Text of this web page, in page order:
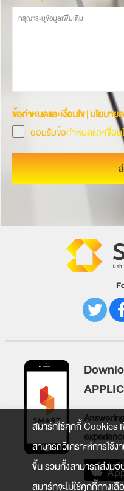
ข้อกำหนดและเงื่อนไข | นโยบา
ยอมรับข้อกำหนดและเงื่อน
สมาร์ทใช้คุกกี้ Cookies
สามารถวิเคราะห์การใช้
ขึ้น รวมทั้งสามารถส่งม
สมาร์ทจะไม่ใช้คุกกี้ทางเ